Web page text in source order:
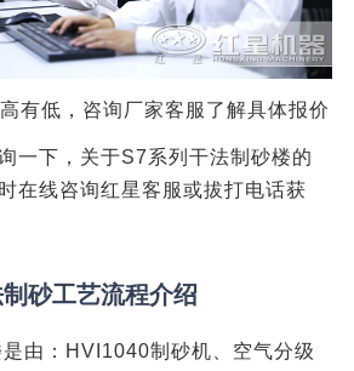
有低，咨询厂家客服了解具体报价
一下，关于S7系列干法制砂楼的
在线咨询红星客服或拔打电话获
砂工艺流程介绍
由：HVI1040制砂机、空气分级